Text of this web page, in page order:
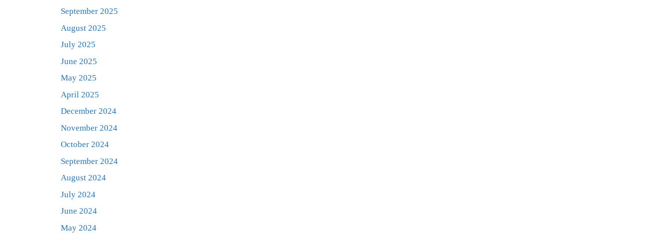
September 2025
August 2025
July 2025
June 2025
May 2025
April 2025
December 2024
November 2024
October 2024
September 2024
August 2024
July 2024
June 2024
May 2024